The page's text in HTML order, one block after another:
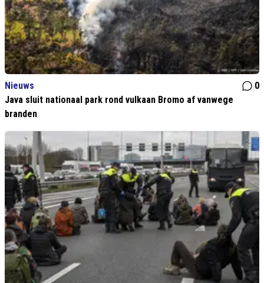
Nieuws
0
Java sluit nationaal park rond vulkaan Bromo af vanwege
branden